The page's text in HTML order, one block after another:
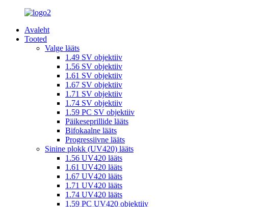
Avaleht
Tooted
Valge lääts
1.49 SV objektiiv
1.56 SV objektiiv
1.61 SV objektiiv
1.67 SV objektiiv
1.71 SV objektiiv
1.74 SV objektiiv
1.59 PC SV objektiiv
Päikeseprillide lääts
Bifokaalne lääts
Progressiivne lääts
Sinine plokk (UV420) lääts
1.56 UV420 lääts
1.61 UV420 lääts
1.67 UV420 lääts
1.71 UV420 lääts
1.74 UV420 lääts
1,59 PC UV420 objektiiv